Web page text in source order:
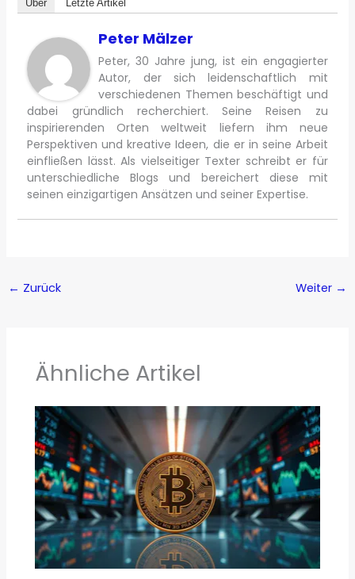
Über Letzte Artikel
Peter Mälzer
Peter, 30 Jahre jung, ist ein engagierter
Autor, der sich leidenschaftlich mit
verschiedenen Themen beschäftigt und
dabei gründlich recherchiert. Seine Reisen zu
inspirierenden Orten weltweit liefern ihm neue
Perspektiven und kreative Ideen, die er in seine Arbeit
einfließen lässt. Als vielseitiger Texter schreibt er für
unterschiedliche Blogs und bereichert diese mit
seinen einzigartigen Ansätzen und seiner Expertise.
← Zurück Weiter →
Ähnliche Artikel